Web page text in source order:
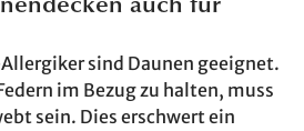
auch für
sind Daunen geeignet.
im Bezug zu halten, muss
sein. Dies erschwert ein